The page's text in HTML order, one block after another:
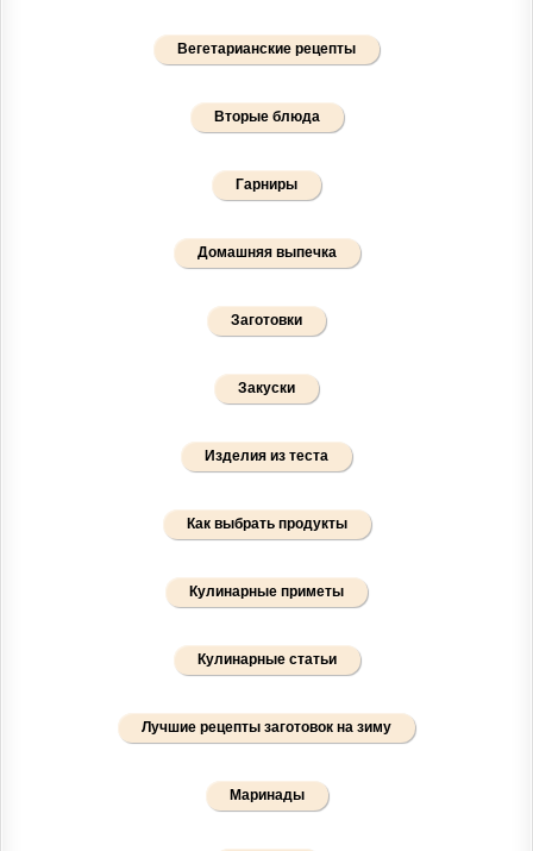
Вегетарианские рецепты
Вторые блюда
Гарниры
Домашняя выпечка
Заготовки
Закуски
Изделия из теста
Как выбрать продукты
Кулинарные приметы
Кулинарные статьи
Лучшие рецепты заготовок на зиму
Маринады